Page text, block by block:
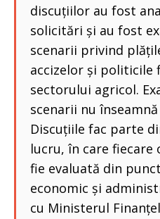
discuțiilor au fost
solicitări și au fost
scenarii privind
accizelor și politicile
sectorului agricol.
scenarii nu
Discuțiile fac parte
lucru, în care fiecare
fie evaluată din
economic și
cu Ministerul